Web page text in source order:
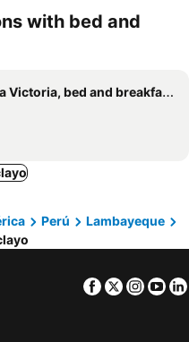
with bed and
Victoria, bed and breakfasts
Perú
Lambayeque
Facebook
Twitter